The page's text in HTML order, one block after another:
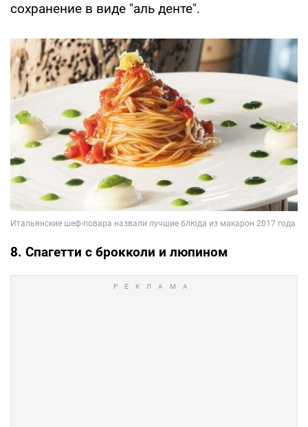
сохранение в виде "аль денте".
8. Спагетти с брокколи и люпином